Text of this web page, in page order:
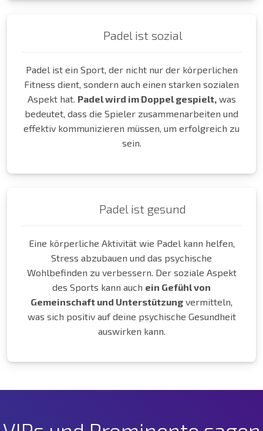
Padel ist sozial
Padel ist ein Sport, der nicht nur der körperlichen
Fitness dient, sondern auch einen starken sozialen
Aspekt hat. Padel wird im Doppel gespielt, was
bedeutet, dass die Spieler zusammenarbeiten und
effektiv kommunizieren müssen, um erfolgreich zu
sein.
Padel ist gesund
Eine körperliche Aktivität wie Padel kann helfen,
Stress abzubauen und das psychische
Wohlbefinden zu verbessern. Der soziale Aspekt
des Sports kann auch ein Gefühl von
Gemeinschaft und Unterstützung vermitteln,
was sich positiv auf deine psychische Gesundheit
auswirken kann.